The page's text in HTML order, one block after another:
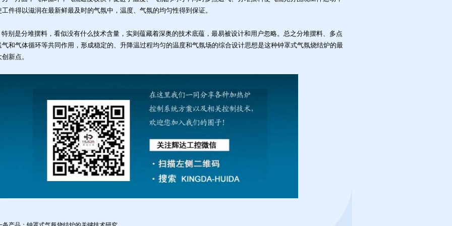
工件得以滋润在最新鲜最及时的气氛中，温度、气氛的均匀性得到保证。
别是分堆摆料，看似没有什么技术含量，实则蕴藏着深奥的技术底蕴，最易被设计和用户忽略。总之分堆摆料、多点
气和气体循环等共同作用，形成稳定的、升降温过程均匀的温度和气氛场的综合设计思想是这种钟罩式气氛烧结炉的最
创新点。